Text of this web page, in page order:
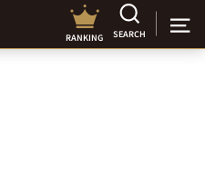
RANKING SEARCH